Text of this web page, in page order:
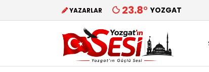
YAZARLAR 23.8° YOZGAT